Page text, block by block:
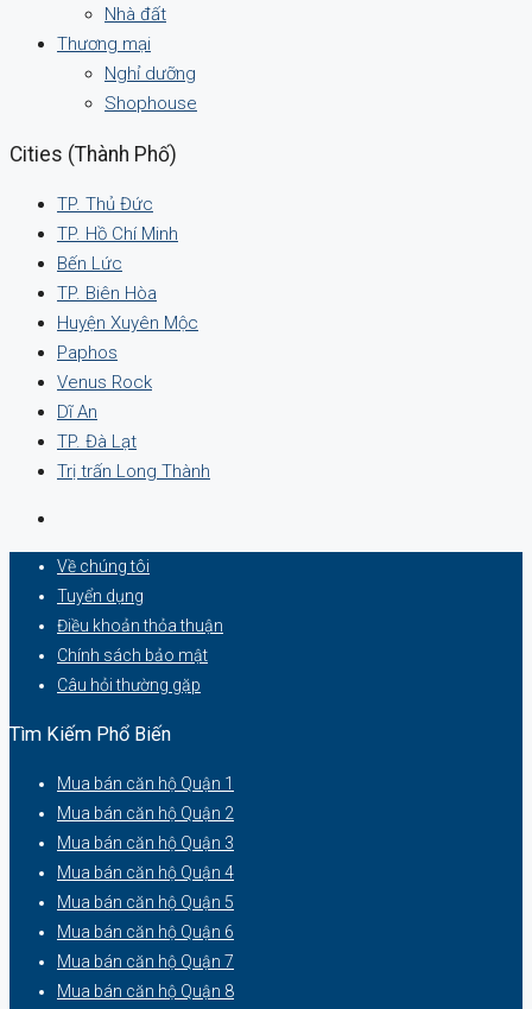
Nhà đất
Thương mại
Nghỉ dưỡng
Shophouse
Cities (Thành Phố)
TP. Thủ Đức
TP. Hồ Chí Minh
Bến Lức
TP. Biên Hòa
Huyện Xuyên Mộc
Paphos
Venus Rock
Dĩ An
TP. Đà Lạt
Trị trấn Long Thành
Về chúng tôi
Tuyển dụng
Điều khoản thỏa thuận
Chính sách bảo mật
Câu hỏi thường gặp
Tìm Kiếm Phổ Biến
Mua bán căn hộ Quận 1
Mua bán căn hộ Quận 2
Mua bán căn hộ Quận 3
Mua bán căn hộ Quận 4
Mua bán căn hộ Quận 5
Mua bán căn hộ Quận 6
Mua bán căn hộ Quận 7
Mua bán căn hộ Quận 8